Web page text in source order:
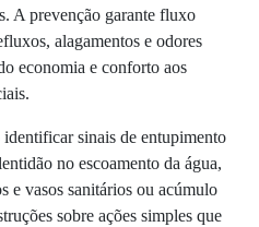
A prevenção garante fluxo
alagamentos e odores
economia e conforto aos
sinais de entupimento
no escoamento da água,
e vasos sanitários ou acúmulo
sobre ações simples que